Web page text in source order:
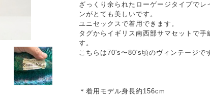
ざっくり余られたローゲージタイプでレ
ンがとても美しいです。
ユニセックスで着用できます。
タグからイギリス南西部サマセットで手
す。
こちらは70's〜80's頃のヴィンテージで
＊着用モデル身長約156cm